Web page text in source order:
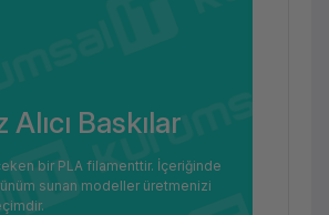
Baskılar
bir PLA filamenttir. İçeriğinde
sunan modeller üretmenizi